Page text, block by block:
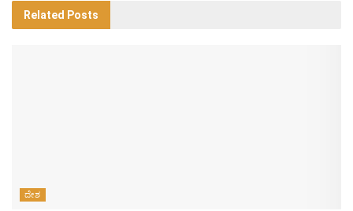
Related Posts
ದೇಶ